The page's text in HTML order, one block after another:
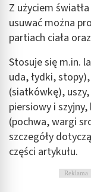
Z użyciem
usuwać można
partiach ciała
Stosuje się m.in.
uda, łydki,
(siatkówkę),
piersiowy i
(pochwa, wargi
szczegóły
części artykułu.
Reklama